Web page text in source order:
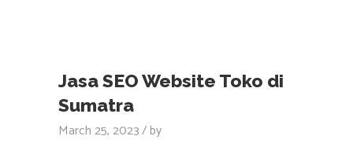
Jasa SEO Website Toko di
Sumatra
March 25, 2023 by